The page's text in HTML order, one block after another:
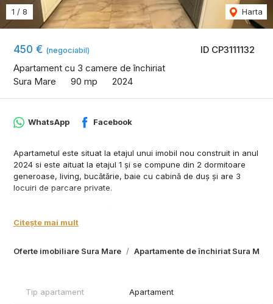
ID CP3111132
450 € (negociabil)
Apartament cu 3 camere de închiriat
Sura Mare
90 mp 2024
1 / 8 Harta
Oferte imobiliare Sura Mare Apartamente de închiriat Sura Mare
WhatsApp Facebook
Apartametul este situat la etajul unui imobil nou construit in anul
2024 si este aituat la etajul 1 și se compune din 2 dormitoare
generoase, living, bucătărie, baie cu cabină de duș și are 3
locuiri de parcare private.
predă mobilat , dotat și utilat cu tot ce este necesar. Se oferă si
Preț 450 Euro/lună +o garanție contravaloarea unei chiri.
imobilului, aceasta informând asupra necesitații si legalității
Citește mai mult
Tip apartament Apartament